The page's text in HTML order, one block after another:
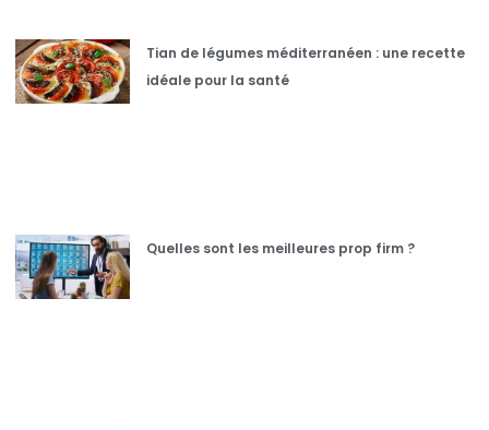
Tian de légumes méditerranéen : une recette
idéale pour la santé
Quelles sont les meilleures prop firm ?